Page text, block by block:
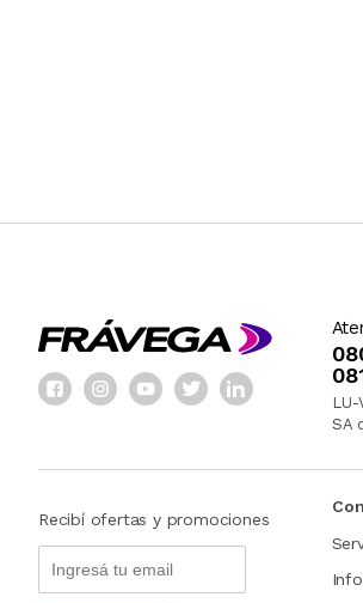
SA
Recibí ofertas y promociones